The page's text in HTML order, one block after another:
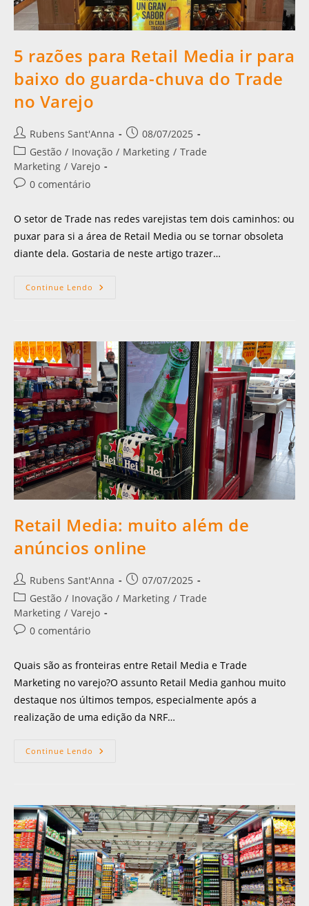
5 razões para Retail Media ir para
baixo do guarda-chuva do Trade
no Varejo
Rubens Sant'Anna
08/07/2025
Gestão / Inovação / Marketing / Trade
Marketing / Varejo
0 comentário
O setor de Trade nas redes varejistas tem dois caminhos: ou
puxar para si a área de Retail Media ou se tornar obsoleta
diante dela. Gostaria de neste artigo trazer…
Continue Lendo
Retail Media: muito além de
anúncios online
Rubens Sant'Anna
07/07/2025
Gestão / Inovação / Marketing / Trade
Marketing / Varejo
0 comentário
Quais são as fronteiras entre Retail Media e Trade
Marketing no varejo?O assunto Retail Media ganhou muito
destaque nos últimos tempos, especialmente após a
realização de uma edição da NRF…
Continue Lendo